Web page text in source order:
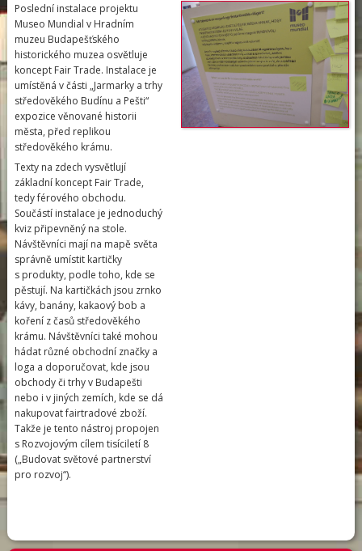
Poslední instalace projektu
Museo Mundial v Hradním
muzeu Budapešťského
historického muzea osvětluje
koncept Fair Trade. Instalace je
umístěná v části „Jarmarky a trhy
středověkého Budínu a Pešti“
expozice věnované historii
města, před replikou
středověkého krámu.
Texty na zdech vysvětlují
základní koncept Fair Trade,
tedy férového obchodu.
Součástí instalace je jednoduchý
kviz připevněný na stole.
Návštěvníci mají na mapě světa
správně umístit kartičky
s produkty, podle toho, kde se
pěstují. Na kartičkách jsou zrnko
kávy, banány, kakaový bob a
koření z časů středověkého
krámu. Návštěvníci také mohou
hádat různé obchodní značky a
loga a doporučovat, kde jsou
obchody či trhy v Budapešti
nebo i v jiných zemích, kde se dá
nakupovat fairtradové zboží.
Takže je tento nástroj propojen
s Rozvojovým cílem tisíciletí 8
(„Budovat světové partnerství
pro rozvoj“).